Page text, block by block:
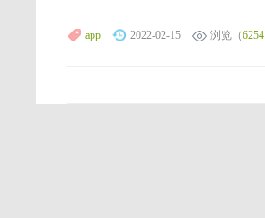
app 2022-02-15 浏览（6254